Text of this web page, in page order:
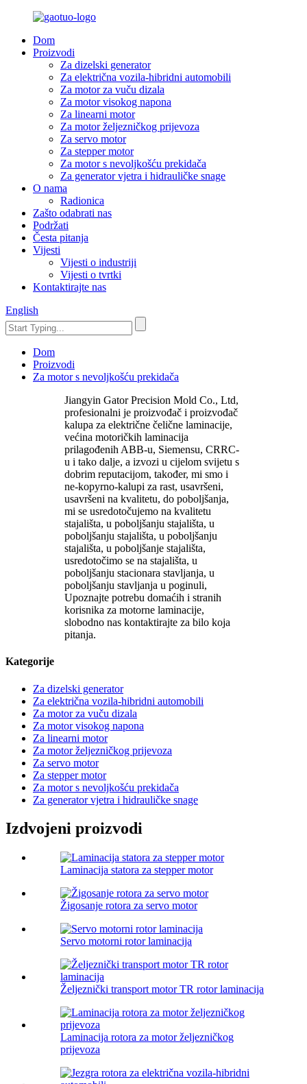
Dom
Proizvodi
Za dizelski generator
Za električna vozila-hibridni automobili
Za motor za vuču dizala
Za motor visokog napona
Za linearni motor
Za motor željezničkog prijevoza
Za servo motor
Za stepper motor
Za motor s nevoljkošću prekidača
Za generator vjetra i hidrauličke snage
O nama
Radionica
Zašto odabrati nas
Podržati
Česta pitanja
Vijesti
Vijesti o industriji
Vijesti o tvrtki
Kontaktirajte nas
English
Dom
Proizvodi
Za motor s nevoljkošću prekidača
Jiangyin Gator Precision Mold Co., Ltd,
profesionalni je proizvođač i proizvođač
kalupa za električne čelične laminacije,
većina motoričkih laminacija
prilagođenih ABB-u, Siemensu, CRRC-
u i tako dalje, a izvozi u cijelom svijetu s
dobrim reputacijom, također, mi smo i
ne-kopyrno-kalupi za rast, usavršeni,
usavršeni na kvalitetu, do poboljšanja,
mi se usredotočujemo na kvalitetu
stajališta, u poboljšanju stajališta, u
poboljšanju stajališta, u poboljšanju
stajališta, u poboljšanje stajališta,
usredotočimo se na stajališta, u
poboljšanju stacionara stavljanja, u
poboljšanju stavljanja u poginuli,
Upoznajte potrebu domaćih i stranih
korisnika za motorne laminacije,
slobodno nas kontaktirajte za bilo koja
pitanja.
Kategorije
Za dizelski generator
Za električna vozila-hibridni automobili
Za motor za vuču dizala
Za motor visokog napona
Za linearni motor
Za motor željezničkog prijevoza
Za servo motor
Za stepper motor
Za motor s nevoljkošću prekidača
Za generator vjetra i hidrauličke snage
Izdvojeni proizvodi
Laminacija statora za stepper motor
Žigosanje rotora za servo motor
Servo motorni rotor laminacija
Željeznički transport motor TR rotor laminacija
Laminacija rotora za motor željezničkog
prijevoza